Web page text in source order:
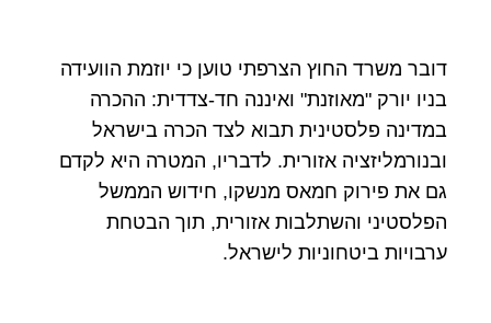
דובר משרד החוץ הצרפתי טוען כי יוזמת הוועידה
בניו יורק "מאוזנת" ואיננה חד-צדדית: ההכרה
במדינה פלסטינית תבוא לצד הכרה בישראל
ובנורמליזציה אזורית. לדבריו, המטרה היא לקדם
גם את פירוק חמאס מנשקו, חידוש הממשל
הפלסטיני והשתלבות אזורית, תוך הבטחת
ערבויות ביטחוניות לישראל.